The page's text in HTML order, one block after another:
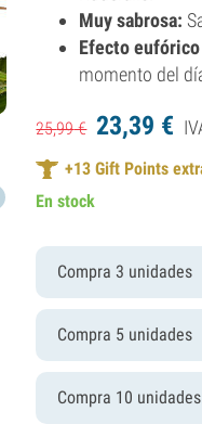
Muy sabrosa:
Efecto
momento del
25,99€ 23,39 €
+13 Gift Points
En stock
Compra 3 unidades
Compra 5 unidades
Compra 10 unidades